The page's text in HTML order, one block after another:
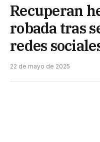
Recuperan
robada tras
redes
22 de mayo de 2025